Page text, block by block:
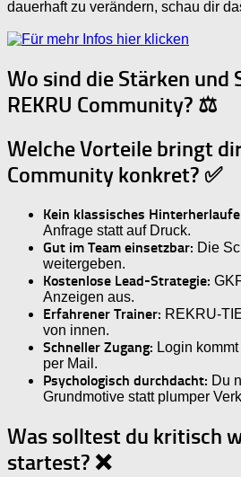
dauerhaft zu verändern, schau dir
Wo sind die Stärken und
REKRU Community? ⚖️
Welche Vorteile bringt dir
Community konkret? ✅
Kein klassisches
Anfrage statt auf Druck.
Gut im Team einsetzbar: Die
weitergeben.
Kostenlose Lead-Strategie:
Anzeigen aus.
Erfahrener Trainer: REKRU-
von innen.
Schneller Zugang: Login
per Mail.
Psychologisch durchdacht: Du
Grundmotive statt plumper
Was solltest du kritisch
startest? ❌